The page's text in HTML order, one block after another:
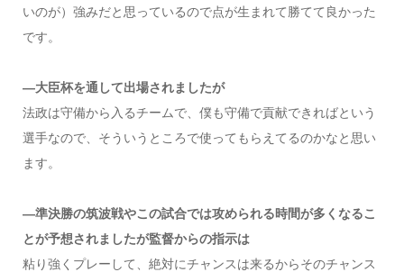
いのが）強みだと思っているので点が生まれて勝てて良かった
です。
―大臣杯を通して出場されましたが
法政は守備から入るチームで、僕も守備で貢献できればという
選手なので、そういうところで使ってもらえてるのかなと思い
ます。
―準決勝の筑波戦やこの試合では攻められる時間が多くなるこ
とが予想されましたが監督からの指示は
粘り強くプレーして、絶対にチャンスは来るからそのチャンス